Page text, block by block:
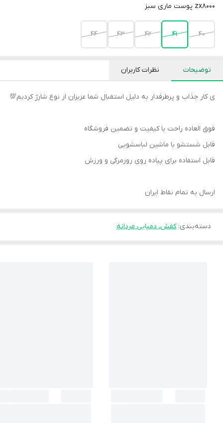
zx8000 پوست ماری سبز
40
41
42
43
44
توضیحات نظرات کاربران
ی کار جذاب و پرطرفدار به دلیل استقبال شما عزیزان از نوع شارژ کردیم💯
فوق العاده راحت با کیفیت و تضمین فروشگاه
قابل شستشو با ماشین لباسشویی
قابل استفاده برای پیاده روی روزمرگی و ورزش
ارسال به تمام نقاط ایران
دسته‌بندی:کفش، دمپایی مردانه